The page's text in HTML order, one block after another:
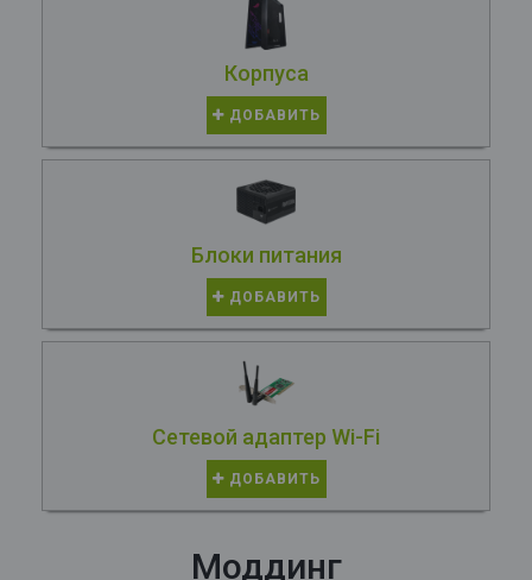
Корпуса
ДОБАВИТЬ
Блоки питания
ДОБАВИТЬ
Сетевой адаптер Wi-Fi
ДОБАВИТЬ
Моддинг